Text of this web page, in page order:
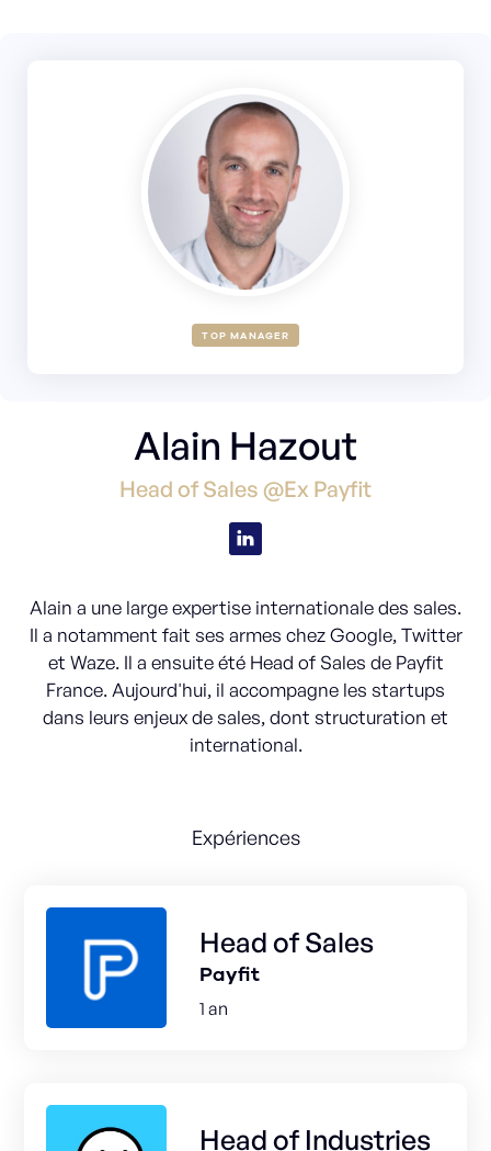
TOP MANAGER
Alain Hazout
Head of Sales @Ex Payfit
Alain a une large expertise internationale des sales.
Il a notamment fait ses armes chez Google, Twitter
et Waze. Il a ensuite été Head of Sales de Payfit
France. Aujourd'hui, il accompagne les startups
dans leurs enjeux de sales, dont structuration et
international.
Expériences
Head of Sales
Payfit
1 an
Head of Industries